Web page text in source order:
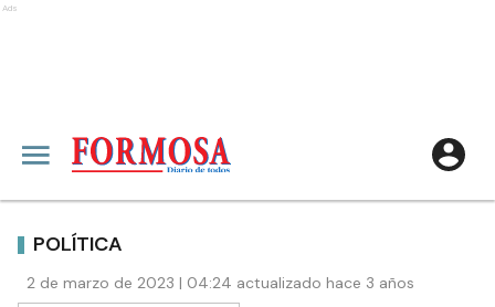
Ads
POLÍTICA
2 de marzo de 2023 | 04:24 actualizado hace 3 años